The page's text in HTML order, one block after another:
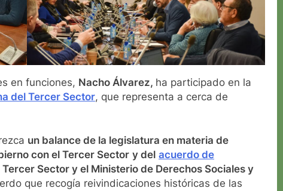
en funciones, Nacho Álvarez, ha participado en la
del Tercer Sector, que representa a cerca de
un balance de la legislatura en materia de
con el Tercer Sector y del acuerdo de
Sector y el Ministerio de Derechos Sociales y
que recogía reivindicaciones históricas de las